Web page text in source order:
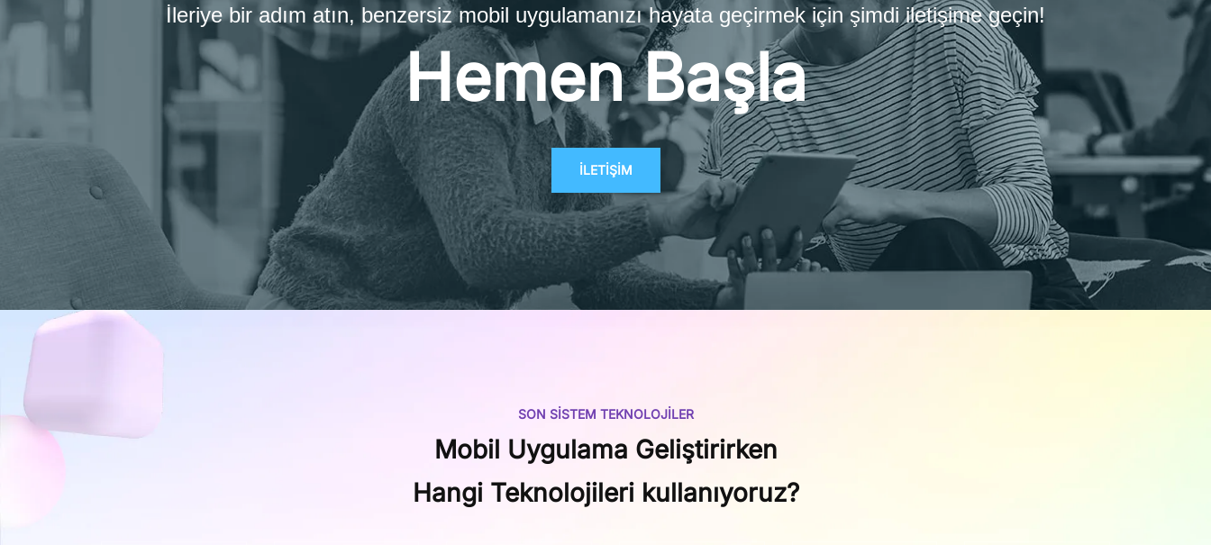
İleriye bir adım atın, benzersiz mobil uygulamanızı hayata geçirmek için şimdi iletişime geçin!
Hemen Başla
İLETİŞİM
SON SISTEM TEKNOLOJILER
Mobil Uygulama Geliştirirken
Hangi Teknolojileri kullanıyoruz?